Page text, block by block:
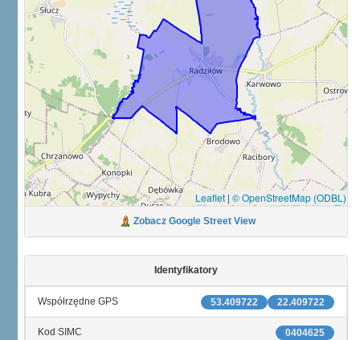
Leaflet | © OpenStreetMap (ODBL)
Zobacz Google Street View
Identyfikatory
22.409722
53.409722
Współrzędne GPS
0404625
Kod SIMC